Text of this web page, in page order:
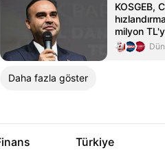
KOSGEB,
milyon
sağlayacak
Dün
Daha fazla göster
Türkiye